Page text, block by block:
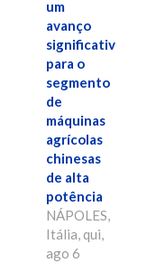
um
avanço
significativo
para o
segmento
de
máquinas
agrícolas
chinesas
de alta
potência
NÁPOLES,
Itália, qui,
ago 6